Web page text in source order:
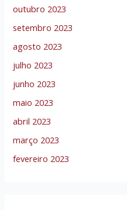
outubro 2023
setembro 2023
agosto 2023
julho 2023
junho 2023
maio 2023
abril 2023
março 2023
fevereiro 2023